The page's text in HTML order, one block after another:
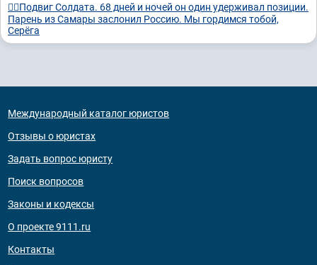
❤️‍🔥Подвиг Солдата. 68 дней и ночей он один удерживал позиции.
Парень из Самары заслонил Россию. Мы гордимся тобой,
Серёга
Международный каталог юристов
Отзывы о юристах
Задать вопрос юристу
Поиск вопросов
Законы и кодексы
О проекте 9111.ru
Контакты